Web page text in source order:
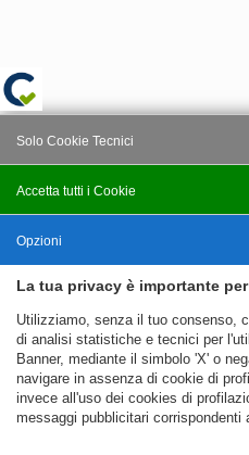
La tua privacy è importante
Utilizziamo, senza il tuo consenso,
di analisi statistiche e tecnici per
Banner, mediante il simbolo 'X' o
navigare in assenza di cookie di
invece all'uso dei cookies di
messaggi pubblicitari corrispondenti
Accetta tutti i Cookie
Solo Cookie Tecnici
Salva
Opzioni
Nascondi Opzioni